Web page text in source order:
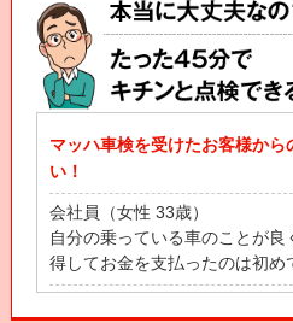
マッハ車検を受けたお客様から
い！
会社員（女性 33歳）
自分の乗っている車のことが
得してお金を支払ったのは初め